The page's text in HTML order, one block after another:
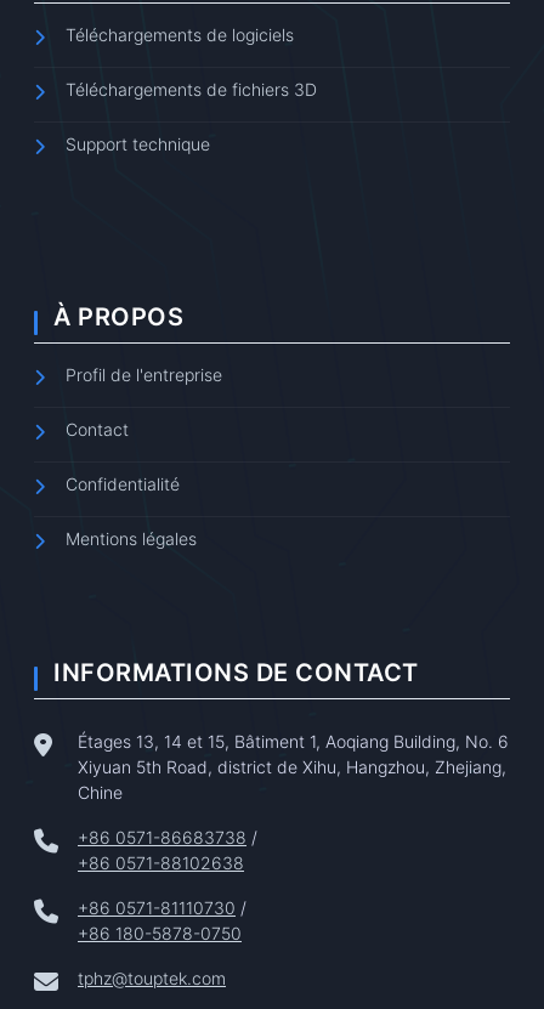
Téléchargements de logiciels
Téléchargements de fichiers 3D
Support technique
À PROPOS
Profil de l'entreprise
Contact
Confidentialité
Mentions légales
INFORMATIONS DE CONTACT
Étages 13, 14 et 15, Bâtiment 1, Aoqiang Building, No. 6
Xiyuan 5th Road, district de Xihu, Hangzhou, Zhejiang,
Chine
+86 0571-86683738 /
+86 0571-88102638
+86 0571-81110730 /
+86 180-5878-0750
tphz@touptek.com